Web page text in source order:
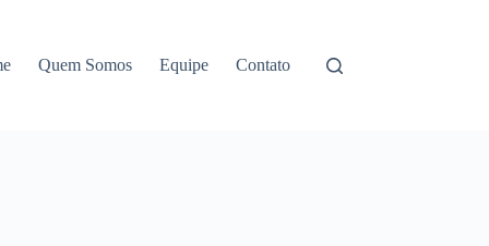
Quem Somos Equipe Contato